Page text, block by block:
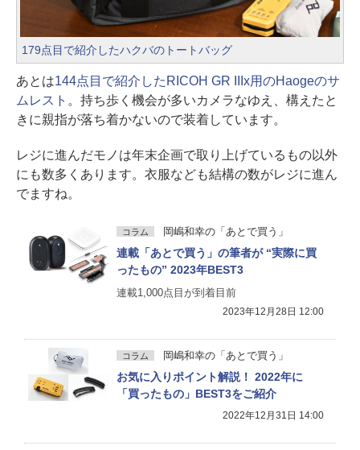
179点目で紹介したハクバのトートバッグ
あとは144点目で紹介したRICOH GR IIIx用のHaogeのサ
ムレスト 。持ち歩く機会が多いカメラなゆえ、構えたと
きに親指が落ち着かないので装着しています。
レジに進んだモノは年末企画で取り上げているもの以外
にも数多くあります。衣服なども結構の数がレジに進ん
でますね。
コラム 岡嶋和幸の「あとで買う」
連載「あとで買う」の筆者が “実際に買
ったもの” 2023年BEST3
連載1,000点目が到着目前
2023年12月28日 12:00
コラム 岡嶋和幸の「あとで買う」
お気に入りポイント解説！ 2022年に
「買ったもの」BEST3をご紹介
2022年12月31日 14:00